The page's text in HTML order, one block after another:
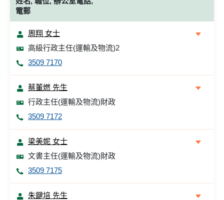
電郵
周翔 女士
高級行政主任(運輸及物流)2
3509 7170
蔡董燃 先生
行政主任(運輸及物流)財政
3509 7172
梁美妮 女士
文書主任(運輸及物流)財政
3509 7175
朱鍵培 先生